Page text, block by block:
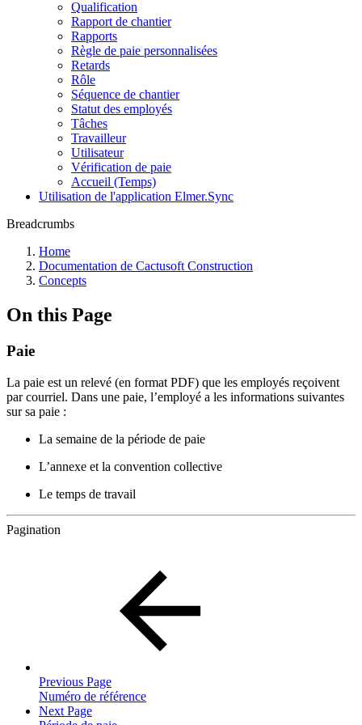
Qualification
Rapport de chantier
Rapports
Règle de paie personnalisées
Retards
Rôle
Séquence de chantier
Statut des employés
Tâches
Travailleur
Utilisateur
Vérification de paie
Accueil (Temps)
Utilisation de l'application Elmer.Sync
Breadcrumbs
Home
Documentation de Cactusoft Construction
Concepts
On this Page
Paie
La paie est un relevé (en format PDF) que les employés reçoivent
par courriel. Dans une paie, l’employé a les informations suivantes
sur sa paie :
La semaine de la période de paie
L’annexe et la convention collective
Le temps de travail
Pagination
Previous Page
Numéro de référence
Next Page